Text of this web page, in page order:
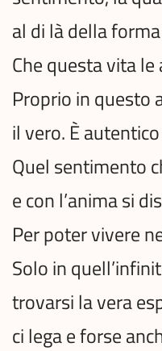
al di là della
Che questa vita
Proprio in questo
il vero. È
Quel sentimento
e con l’anima si
Per poter vivere
Solo in
trovarsi la vera
ci lega e forse